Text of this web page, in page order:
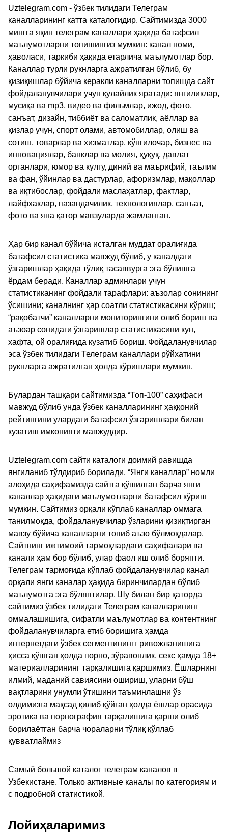
Uztelegram.com - ўзбек тилидаги Телеграм
каналларининг катта каталогидир. Сайтимизда 3000
мингга яқин телеграм каналлари ҳақида батафсил
маълумотларни топишингиз мумкин: канал номи,
ҳаволаси, таркиби ҳақида етарлича маълумотлар бор.
Каналлар турли рукнларга ажратилган бўлиб, бу
қизиқишлар бўйича керакли каналларни топишда сайт
фойдаланувчилари учун қулайлик яратади: янгиликлар,
мусиқа ва mp3, видео ва фильмлар, ижод, фото,
санъат, дизайн, тиббиёт ва саломатлик, аёллар ва
қизлар учун, спорт олами, автомобиллар, олиш ва
сотиш, товарлар ва хизматлар, кўнгилочар, бизнес ва
инновациялар, банклар ва молия, ҳуқуқ, давлат
органлари, юмор ва кулгу, диний ва маърифий, таълим
ва фан, ўйинлар ва дастурлар, афоризмлар, мақоллар
ва иқтибослар, фойдали маслаҳатлар, фактлар,
лайфхаклар, пазандачилик, технологиялар, санъат,
фото ва яна қатор мавзуларда жамланган.
Ҳар бир канал бўйича исталган муддат оралиғида
батафсил статистика мавжуд бўлиб, у каналдаги
ўзгаришлар ҳақида тўлиқ тасаввурга эга бўлишга
ёрдам беради. Каналлар админлари учун
статистиканинг фойдали тарафлари: аъзолар сонининг
ўсишини; каналнинг ҳар соатли статистикасини кўриш;
“рақобатчи” каналларни мониторингини олиб бориш ва
аъзоар сонидаги ўзгаришлар статистикасини кун,
хафта, ой оралиғида кузатиб бориш. Фойдаланувчилар
эса ўзбек тилидаги Телеграм каналлари рўйхатини
рукнларга ажратилган ҳолда кўришлари мумкин.
Булардан ташқари сайтимизда “Топ-100” саҳифаси
мавжуд бўлиб унда ўзбек каналларининг ҳаққоний
рейтингини улардаги батафсил ўзгаришлари билан
кузатиш имконияти мавжуддир.
Uztelegram.com сайти каталоги доимий равишда
янгиланиб тўлдириб борилади. “Янги каналлар” номли
алоҳида саҳифамизда сайтга қўшилган барча янги
каналлар ҳақидаги маълумотларни батафсил кўриш
мумкин. Сайтимиз орқали кўплаб каналлар оммага
танилмоқда, фойдаланувчилар ўзларини қизиқтирган
мавзу бўйича каналларни топиб аъзо бўлмоқдалар.
Сайтнинг ижтимоий тармоқлардаги саҳифалари ва
канали ҳам бор бўлиб, улар фаол иш олиб боряпти.
Телеграм тармоғида кўплаб фойдаланувчилар канал
орқали янги каналар ҳақида биринчилардан бўлиб
маълумотга эга бўляптилар. Шу билан бир қаторда
сайтимиз ўзбек тилидаги Телеграм каналларининг
оммалашишига, сифатли маълумотлар ва контентнинг
фойдаланувчиларга етиб боришига ҳамда
интернетдаги ўзбек сегментинингг ривожланишига
ҳисса қўшган ҳолда порно, зўравонлик, секс ҳамда 18+
материалларининг тарқалишига қаршимиз. Ёшларнинг
илмий, маданий савиясини ошириш, уларни бўш
вақтларини унумли ўтишини таъминлашни ўз
олдимизга мақсад қилиб қўйган ҳолда ёшлар орасида
эротика ва порнография тарқалишига қарши олиб
борилаётган барча чораларни тўлиқ қўллаб
қувватлаймиз
Самый большой каталог телеграм каналов в
Узбекистане. Только активные каналы по категориям и
с подробной статистикой.
Лойиҳаларимиз